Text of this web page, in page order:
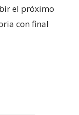
el próximo
con final